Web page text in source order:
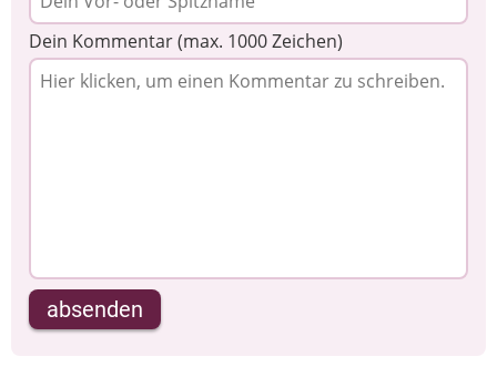
Dein Kommentar (max. 1000 Zeichen)
absenden